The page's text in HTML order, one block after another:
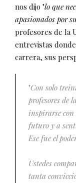
nos dijo "lo que
apasionados por
profesores de la
entrevistas
carrera, sus
"Con solo
profesores de
inspirarse con
futuro y a
Ese fue el
Ustedes
tanta